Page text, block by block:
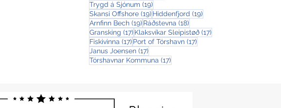
Trygd á Sjónum (19)
Skansi Offshore (19) 19 posts
Hiddenfjord (19)
Arnfinn Bech (19) 19 posts
Ráðstevna (18)
Gransking (17) 17 posts
Klaksvíkar Sleipistøð (17)
Fiskivinna (17) 17 posts
Port of Tórshavn (17)
Janus Joensen (17)
Tórshavnar Kommuna (17)